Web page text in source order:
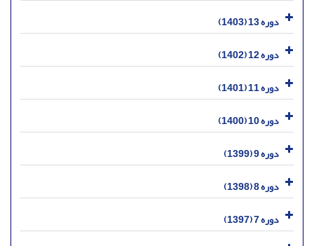
دوره 13 (1403)
دوره 12 (1402)
دوره 11 (1401)
دوره 10 (1400)
دوره 9 (1399)
دوره 8 (1398)
دوره 7 (1397)